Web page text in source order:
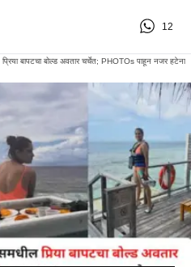
12
बापटचा बोल्ड अवतार चर्चेत; PHOTOs पाहून नजर हटेना